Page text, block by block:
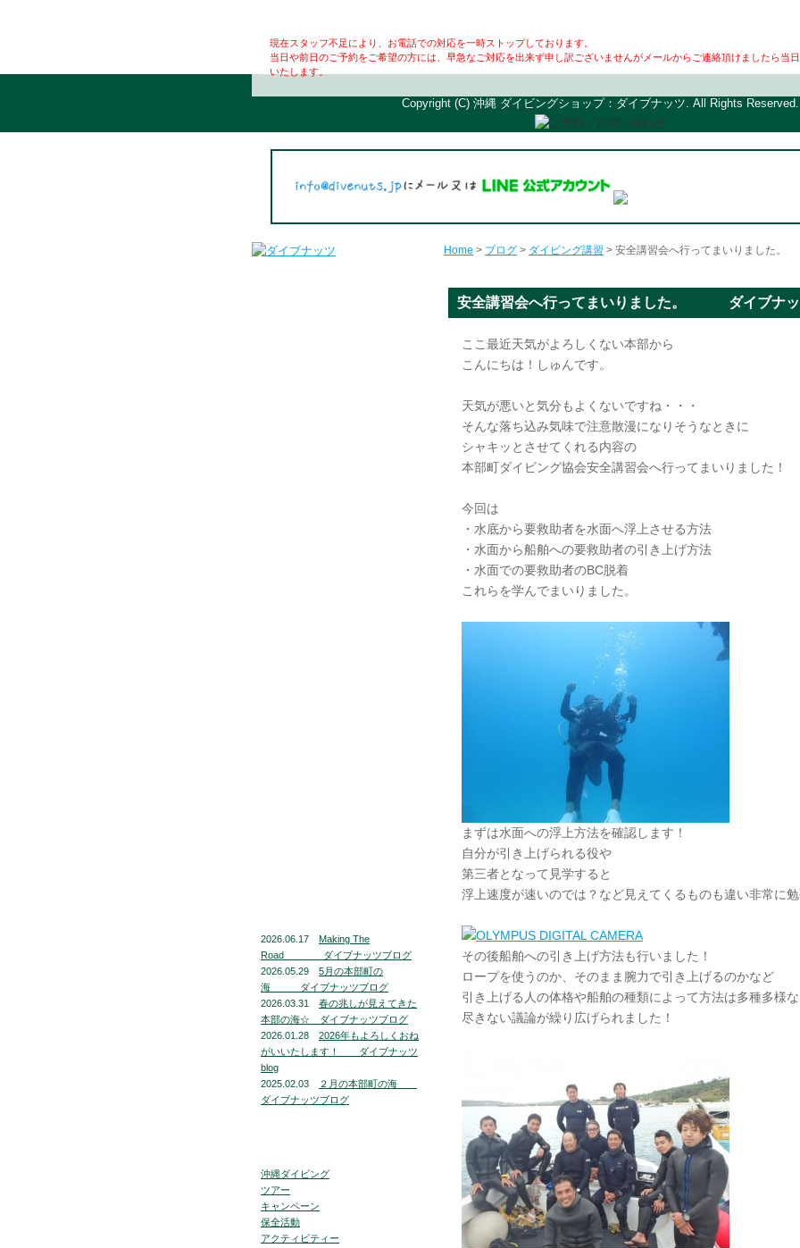
現在スタッフ不足により、お電話での対応を一時ストップしております。
当日や前日のご予約をご希望の方には、早急なご対応を出来ず申し訳ございませんがメールからご連絡頂けましたら当
いたします。
2026.06.17
Making The
Road ダイブナッツブログ
2026.05.29
5月の本部町の
海 ダイブナッツブログ
2026.03.31
春の兆しが見えてきた
本部の海☆ ダイブナッツブログ
2026.01.28
2026年もよろしくおね
がいいたします！ ダイブナッツ
blog
2025.02.03
２月の本部町の海
ダイブナッツブログ
沖縄ダイビング
ツアー
キャンペーン
保全活動
アクティビティー
Home > ブログ > ダイビング講習 > 安全講習会へ行ってまいりました
安全講習会へ行ってまいりました。 ダイブナッ
ここ最近天気がよろしくない本部から
こんにちは！しゅんです。
天気が悪いと気分もよくないですね・・・
そんな落ち込み気味で注意散漫になりそうなときに
シャキッとさせてくれる内容の
本部町ダイビング協会安全講習会へ行ってまいりました！
今回は
・水底から要救助者を水面へ浮上させる方法
・水面から船舶への要救助者の引き上げ方法
・水面での要救助者のBC脱着
これらを学んでまいりました。
まずは水面への浮上方法を確認します！
自分が引き上げられる役や
第三者となって見学すると
浮上速度が速いのでは？など見えてくるものも違い非常に勉
その後船舶への引き上げ方法も行いました！
ロープを使うのか、そのまま腕力で引き上げるのかなど
引き上げる人の体格や船舶の種類によって方法は多種多様
尽きない議論が繰り広げられました！
Copyright (C) 沖縄 ダイビングショップ：ダイブナッツ. All Rights Reserved.